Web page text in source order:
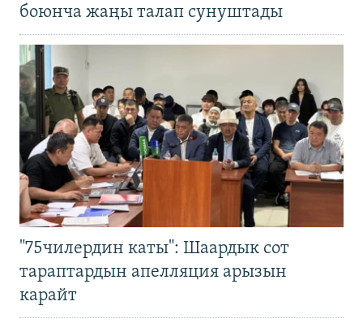
боюнча жаңы талап сунуштады
"75чилердин каты": Шаардык сот
тараптардын апелляция арызын
карайт